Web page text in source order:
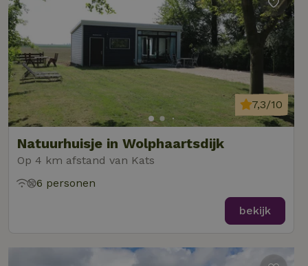
Natuurhuisje in Wolphaartsdijk
Op 4 km afstand van Kats
7,3/10
6 personen
bekijk